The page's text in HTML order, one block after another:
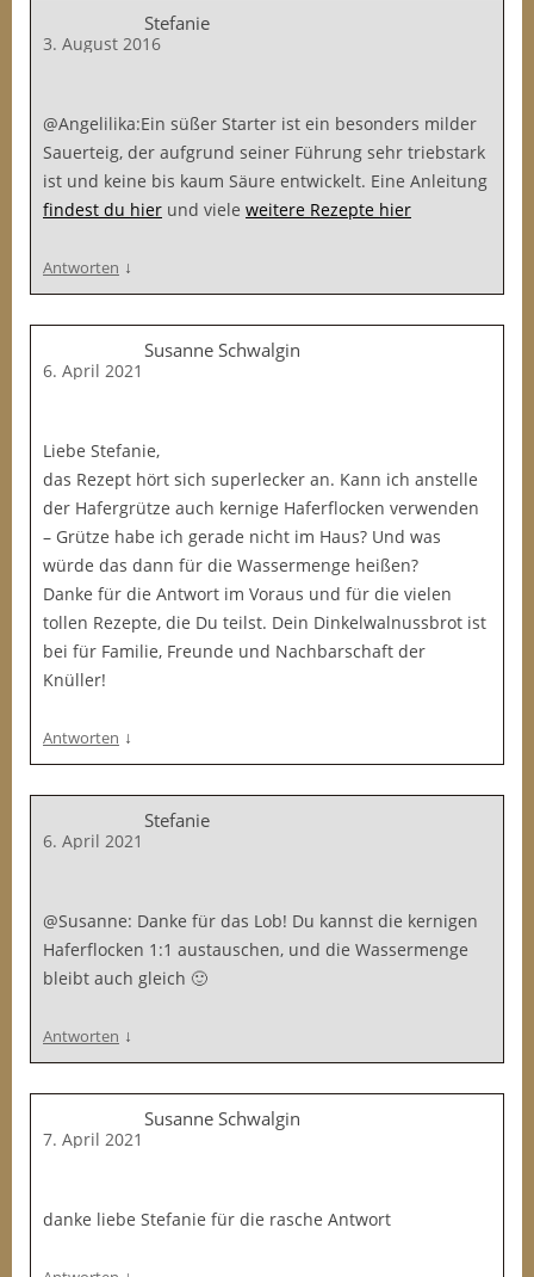
Stefanie
3. August 2016
@Angelilika:Ein süßer Starter ist ein besonders milder
Sauerteig, der aufgrund seiner Führung sehr triebstark
ist und keine bis kaum Säure entwickelt. Eine Anleitung
findest du hier und viele weitere Rezepte hier
Antworten ↓
Susanne Schwalgin
6. April 2021
Liebe Stefanie,
das Rezept hört sich superlecker an. Kann ich anstelle
der Hafergrütze auch kernige Haferflocken verwenden
– Grütze habe ich gerade nicht im Haus? Und was
würde das dann für die Wassermenge heißen?
Danke für die Antwort im Voraus und für die vielen
tollen Rezepte, die Du teilst. Dein Dinkelwalnussbrot ist
bei für Familie, Freunde und Nachbarschaft der
Knüller!
Antworten ↓
Stefanie
6. April 2021
@Susanne: Danke für das Lob! Du kannst die kernigen
Haferflocken 1:1 austauschen, und die Wassermenge
bleibt auch gleich 🙂
Antworten ↓
Susanne Schwalgin
7. April 2021
danke liebe Stefanie für die rasche Antwort